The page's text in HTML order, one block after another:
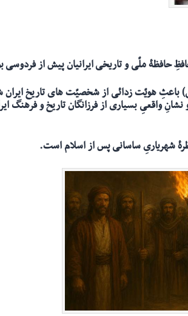
حافظۀ ملّی و تاریخیایرانیان پیش از فردوسی
باعثِ هویّت زدائی از شخصیّت های تاریخ
واقعیِ بسیاری از فرزانگان تاریخ و فرهنگ
شهریاریِ ساسانی پس از اسلام است.